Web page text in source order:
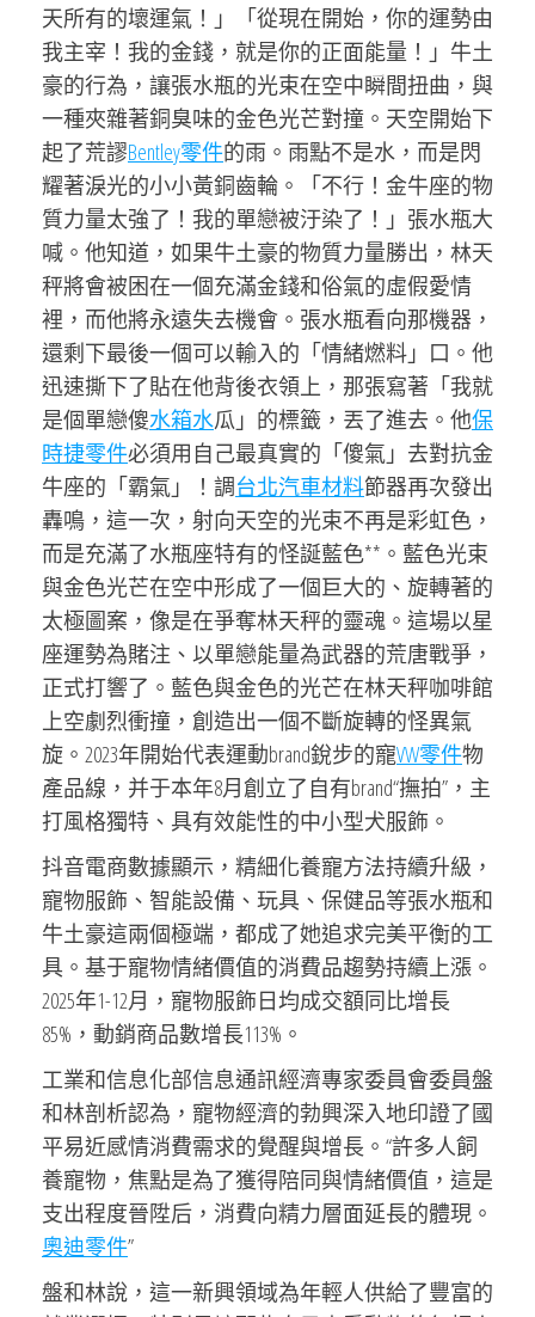
天所有的壞運氣！」「從現在開始，你的運勢由
我主宰！我的金錢，就是你的正面能量！」牛土
豪的行為，讓張水瓶的光束在空中瞬間扭曲，與
一種夾雜著銅臭味的金色光芒對撞。天空開始下
起了荒謬Bentley零件的雨。雨點不是水，而是閃
耀著淚光的小小黃銅齒輪。「不行！金牛座的物
質力量太強了！我的單戀被汙染了！」張水瓶大
喊。他知道，如果牛土豪的物質力量勝出，林天
秤將會被困在一個充滿金錢和俗氣的虛假愛情
裡，而他將永遠失去機會。張水瓶看向那機器，
還剩下最後一個可以輸入的「情緒燃料」口。他
迅速撕下了貼在他背後衣領上，那張寫著「我就
是個單戀傻水箱水瓜」的標籤，丟了進去。他保
時捷零件必須用自己最真實的「傻氣」去對抗金
牛座的「霸氣」！調台北汽車材料節器再次發出
轟鳴，這一次，射向天空的光束不再是彩虹色，
而是充滿了水瓶座特有的怪誕藍色**。藍色光束
與金色光芒在空中形成了一個巨大的、旋轉著的
太極圖案，像是在爭奪林天秤的靈魂。這場以星
座運勢為賭注、以單戀能量為武器的荒唐戰爭，
正式打響了。藍色與金色的光芒在林天秤咖啡館
上空劇烈衝撞，創造出一個不斷旋轉的怪異氣
旋。2023年開始代表運動brand銳步的寵VW零件物
產品線，并于本年8月創立了自有brand“撫拍”，主
打風格獨特、具有效能性的中小型犬服飾。
抖音電商數據顯示，精細化養寵方法持續升級，
寵物服飾、智能設備、玩具、保健品等張水瓶和
牛土豪這兩個極端，都成了她追求完美平衡的工
具。基于寵物情緒價值的消費品趨勢持續上漲。
2025年1-12月，寵物服飾日均成交額同比增長
85%，動銷商品數增長113%。
工業和信息化部信息通訊經濟專家委員會委員盤
和林剖析認為，寵物經濟的勃興深入地印證了國
平易近感情消費需求的覺醒與增長。“許多人飼
養寵物，焦點是為了獲得陪同與情緒價值，這是
支出程度晉陞后，消費向精力層面延長的體現。
奧迪零件”
盤和林說，這一新興領域為年輕人供給了豐富的